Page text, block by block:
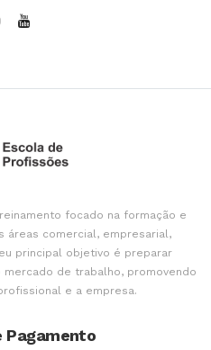
focado na formação e
áreas comercial, empresarial,
principal objetivo é preparar
de trabalho, promovendo
e a empresa.
Pagamento